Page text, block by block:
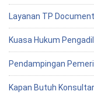
Layanan TP Document
Kuasa Hukum
Pendampingan
Kapan Butuh